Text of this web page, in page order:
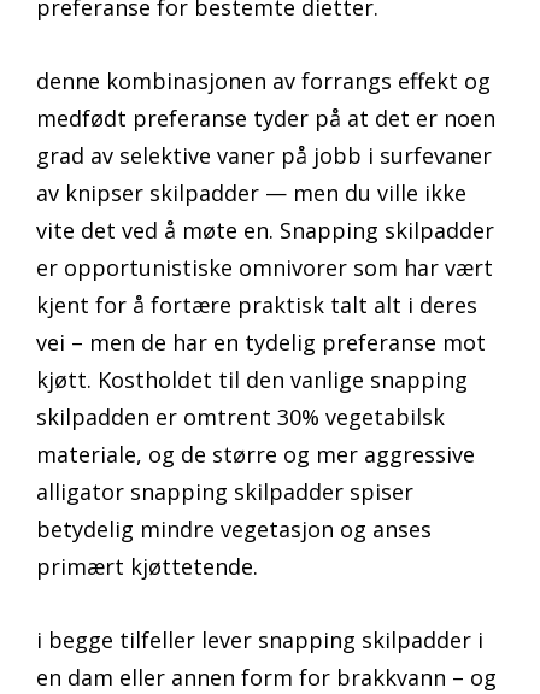
preferanse for bestemte dietter.
denne kombinasjonen av forrangs effekt og
medfødt preferanse tyder på at det er noen
grad av selektive vaner på jobb i surfevaner
av knipser skilpadder — men du ville ikke
vite det ved å møte en. Snapping skilpadder
er opportunistiske omnivorer som har vært
kjent for å fortære praktisk talt alt i deres
vei – men de har en tydelig preferanse mot
kjøtt. Kostholdet til den vanlige snapping
skilpadden er omtrent 30% vegetabilsk
materiale, og de større og mer aggressive
alligator snapping skilpadder spiser
betydelig mindre vegetasjon og anses
primært kjøttetende.
i begge tilfeller lever snapping skilpadder i
en dam eller annen form for brakkvann – og